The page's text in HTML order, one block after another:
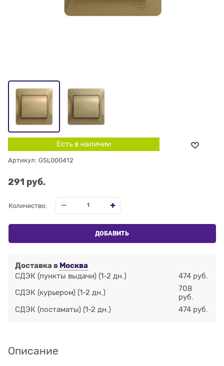
Есть в наличии
Артикул: GSL000412
291 руб.
Количество:
ДОБАВИТЬ
Доставка в Москва
СДЭК (пункты выдачи) (1-2 дн.) 474 руб.
СДЭК (курьером) (1-2 дн.)
708
руб.
СДЭК (постаматы) (1-2 дн.) 474 руб.
Описание